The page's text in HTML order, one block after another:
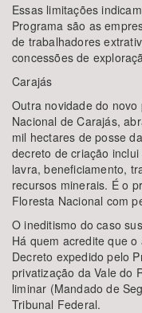
Essas limitações
Programa são as
de trabalhadores
concessões de
Carajás
Outra novidade do
Nacional de Carajás,
mil hectares de posse
decreto de criação
lavra, beneficiamento,
recursos minerais. É o
Floresta Nacional com
O ineditismo do caso
Há quem acredite que
Decreto expedido pelo
privatização da Vale do
liminar (Mandado de
Tribunal Federal.